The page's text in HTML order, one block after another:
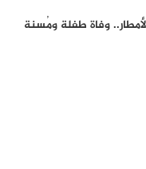
وفاة طفلة ومُسنة